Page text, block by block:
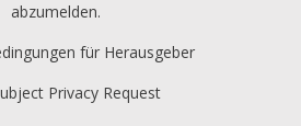
abzumelden.
für Herausgeber
Privacy Request